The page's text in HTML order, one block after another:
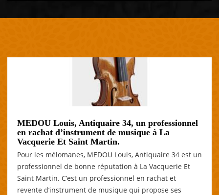
MEDOU Louis, Antiquaire 34, un professionnel
en rachat d’instrument de musique à La
Vacquerie Et Saint Martin.
Pour les mélomanes, MEDOU Louis, Antiquaire 34 est un
professionnel de bonne réputation à La Vacquerie Et
Saint Martin. C’est un professionnel en rachat et
revente d’instrument de musique qui propose ses